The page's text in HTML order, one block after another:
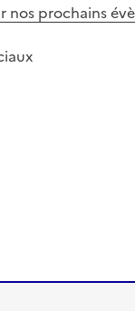
nos prochains